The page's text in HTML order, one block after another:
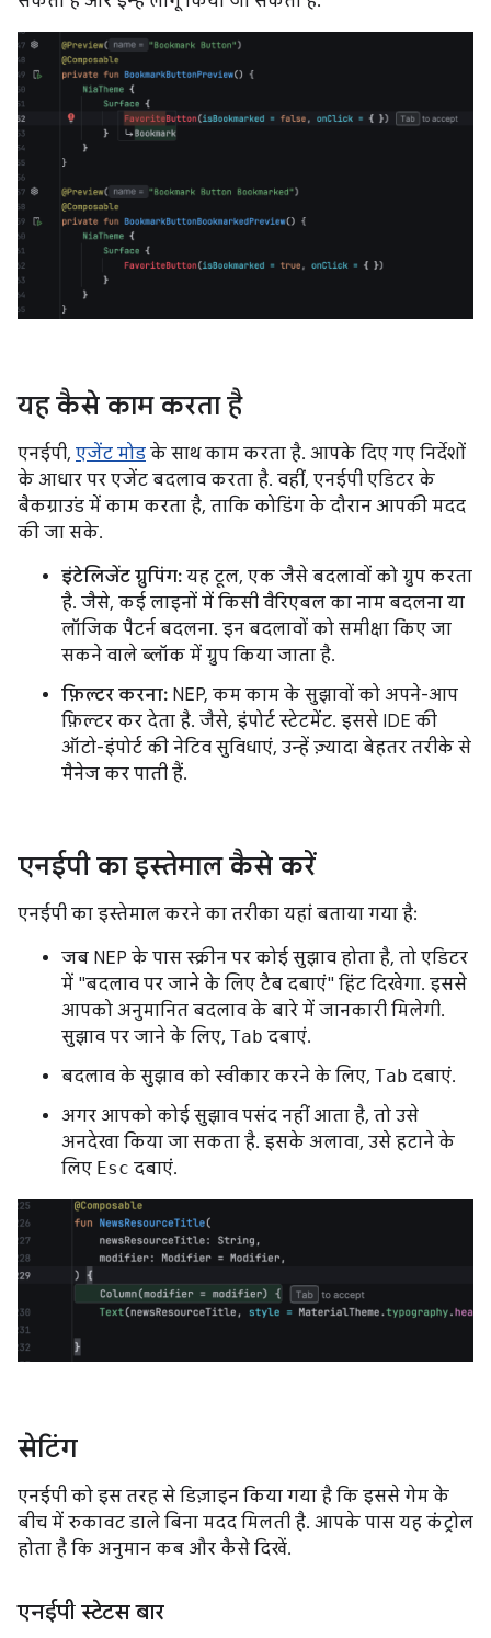
यह कैसे काम करता है
एनईपी, एजेंट मोड के साथ काम करता है. आपके दिए गए निर्देशों
के आधार पर एजेंट बदलाव करता है. वहीं, एनईपी एडिटर के
बैकग्राउंड में काम करता है, ताकि कोडिंग के दौरान आपकी मदद
की जा सके.
इंटेलिजेंट ग्रुपिंग: यह टूल, एक जैसे बदलावों को ग्रुप करता
है. जैसे, कई लाइनों में किसी वैरिएबल का नाम बदलना या
लॉजिक पैटर्न बदलना. इन बदलावों को समीक्षा किए जा
सकने वाले ब्लॉक में ग्रुप किया जाता है.
फ़िल्टर करना: NEP, कम काम के सुझावों को अपने-आप
फ़िल्टर कर देता है. जैसे, इंपोर्ट स्टेटमेंट. इससे IDE की
ऑटो-इंपोर्ट की नेटिव सुविधाएं, उन्हें ज़्यादा बेहतर तरीके से
मैनेज कर पाती हैं.
एनईपी का इस्तेमाल कैसे करें
एनईपी का इस्तेमाल करने का तरीका यहां बताया गया है:
जब NEP के पास स्क्रीन पर कोई सुझाव होता है, तो एडिटर
में "बदलाव पर जाने के लिए टैब दबाएं" हिंट दिखेगा. इससे
आपको अनुमानित बदलाव के बारे में जानकारी मिलेगी.
सुझाव पर जाने के लिए, Tab दबाएं.
बदलाव के सुझाव को स्वीकार करने के लिए, Tab दबाएं.
अगर आपको कोई सुझाव पसंद नहीं आता है, तो उसे
अनदेखा किया जा सकता है. इसके अलावा, उसे हटाने के
लिए Esc दबाएं.
सेटिंग
एनईपी को इस तरह से डिज़ाइन किया गया है कि इससे गेम के
बीच में रुकावट डाले बिना मदद मिलती है. आपके पास यह कंट्रोल
होता है कि अनुमान कब और कैसे दिखें.
एनईपी स्टेटस बार